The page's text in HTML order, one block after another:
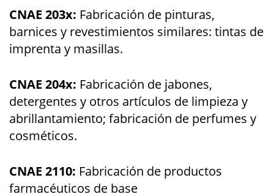
CNAE 203x: Fabricación de pinturas,
barnices y revestimientos similares: tintas de
imprenta y masillas.
CNAE 204x: Fabricación de jabones,
detergentes y otros artículos de limpieza y
abrillantamiento; fabricación de perfumes y
cosméticos.
CNAE 2110: Fabricación de productos
farmacéuticos de base